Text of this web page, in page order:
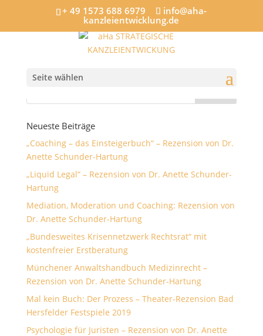
+ 49 1573 688 6979
info@aha-
kanzleientwicklung.de
Seite wählen
neues-bild-klassikstadt
Neueste Beiträge
„Coaching – das Einsteigerbuch“ – Rezension von Dr.
Anette Schunder-Hartung
„Liquid Legal“ – Rezension von Dr. Anette Schunder-
Hartung
Mediation, Moderation und Coaching: Rezension von
Dr. Anette Schunder-Hartung
„Bundesweites Krisennetzwerk Rechtsrat“ mit
kostenfreier Erstberatung
Münchener Anwaltshandbuch Medizinrecht –
Rezension von Dr. Anette Schunder-Hartung
Mal kein Buch: Der Prozess – Theater-Rezension Bad
Hersfelder Festspiele 2019
Psychologie für Juristen – Rezension von Dr. Anette